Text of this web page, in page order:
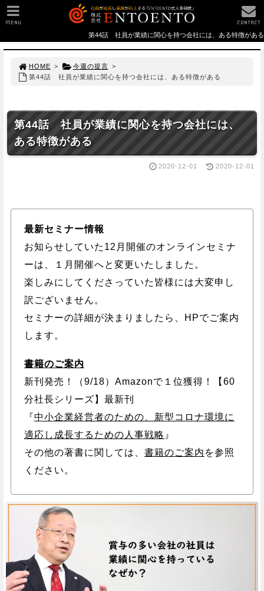
第44話 社員が業績に関心を持つ会社には、ある特徴がある
HOME > 今週の提言 >
第44話 社員が業績に関心を持つ会社には、ある特徴がある
第44話 社員が業績に関心を持つ会社には、
ある特徴がある
2020-12-01 2020-12-01
最新セミナー情報
お知らせしていた12月開催のオンラインセミナ
ーは、１月開催へと変更いたしました。
楽しみにしてくださっていた皆様には大変申し
訳ございません。
セミナーの詳細が決まりましたら、HPでご案内
します。
書籍のご案内
新刊発売！（9/18）Amazonで１位獲得！【60
分社長シリーズ】最新刊
『中小企業経営者のための、新型コロナ環境に
適応し成長するための人事戦略 』
その他の著書に関しては、 書籍のご案内 を参照
ください。
MENU CONTACT